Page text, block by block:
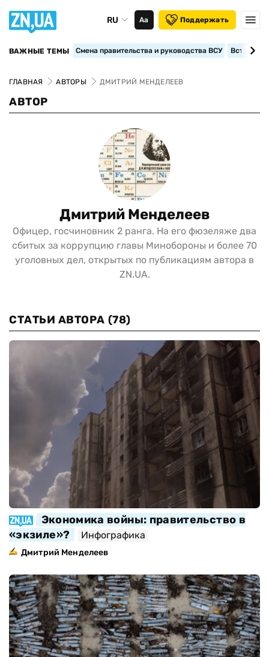
RU Аа Поддержать
ВАЖНЫЕ ТЕМЫ Смена правительства и руководства ВСУ
ГЛАВНАЯ АВТОРЫ ДМИТРИЙ МЕНДЕЛЕЕВ
АВТОР
Дмитрий Менделеев
Офицер, госчиновник 2 ранга. На его фюзеляже два
сбитых за коррупцию главы Минобороны и более 70
уголовных дел, открытых по публикациям автора в
ZN.UA.
СТАТЬИ АВТОРА (78)
Экономика войны: правительство в
«экзиле»?
Инфографика
Дмитрий Менделеев